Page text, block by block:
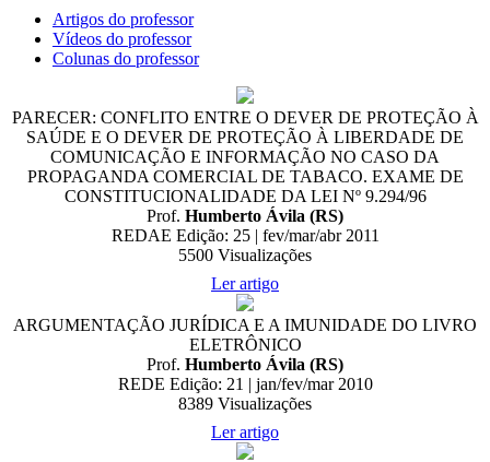
Artigos do professor
Vídeos do professor
Colunas do professor
PARECER: CONFLITO ENTRE O DEVER DE PROTEÇÃO À
SAÚDE E O DEVER DE PROTEÇÃO À LIBERDADE DE
COMUNICAÇÃO E INFORMAÇÃO NO CASO DA
PROPAGANDA COMERCIAL DE TABACO. EXAME DE
CONSTITUCIONALIDADE DA LEI Nº 9.294/96
Prof. Humberto Ávila (RS)
REDAE Edição: 25 | fev/mar/abr 2011
5500 Visualizações
Ler artigo
ARGUMENTAÇÃO JURÍDICA E A IMUNIDADE DO LIVRO
ELETRÔNICO
Prof. Humberto Ávila (RS)
REDE Edição: 21 | jan/fev/mar 2010
8389 Visualizações
Ler artigo